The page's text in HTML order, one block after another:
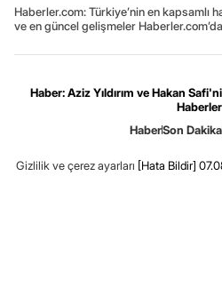
Haberler.com: Türkiye’nin en kapsamlı
ve en güncel gelişmeler
Haber: Aziz Yıldırım ve Hakan
Haberler
HaberSon Dakika
Gizlilik ve çerez ayarları [Hata Bildir]